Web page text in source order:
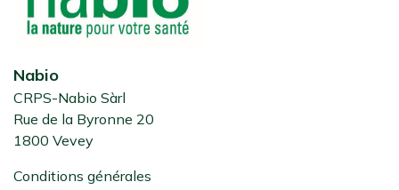
Nabio
CRPS-Nabio Sàrl
Rue de la Byronne 20
1800 Vevey
Conditions générales